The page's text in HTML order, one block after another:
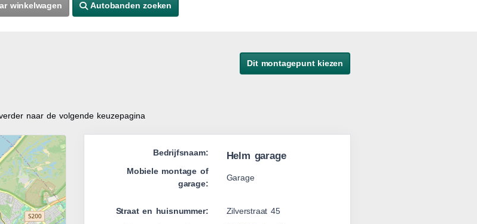
winkelwagen Autobanden zoeken
Dit montagepunt kiezen
naar de volgende keuzepagina
Bedrijfsnaam: Helm garage
Mobiele montage of
garage:
Garage
Straat en huisnummer:
Zilverstraat 45